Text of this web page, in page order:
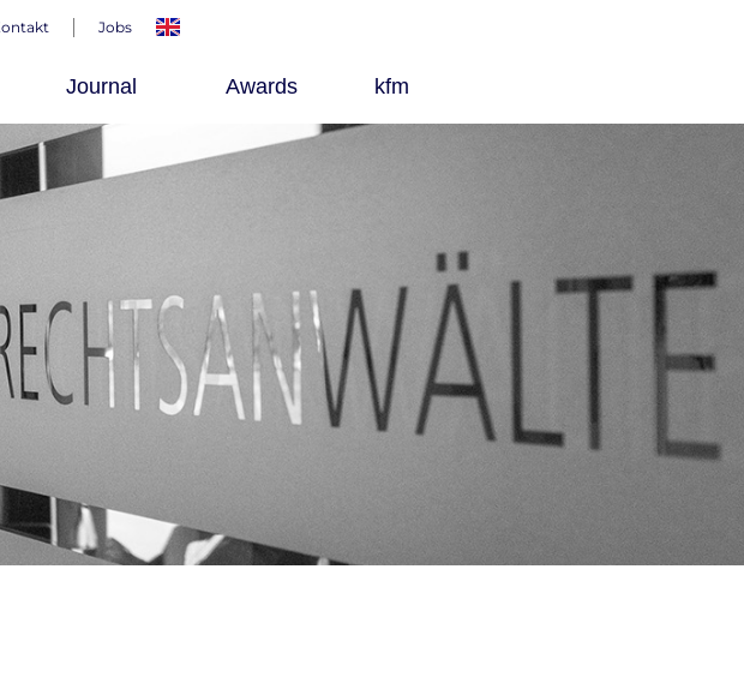
Jobs
Journal Awards kfm